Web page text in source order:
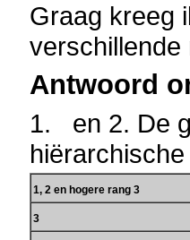
Graag kreeg
verschillende
Antwoord
1. en 2. De
1, 2 en hogere rang 3
3